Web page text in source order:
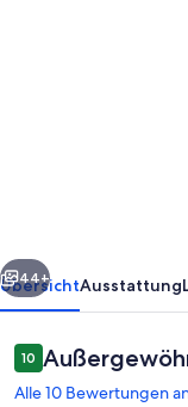
teilweise
Meerblick
komplett
aufgerüstet
Weiter
44+
ÜbersichtAusstattung
Bewertungen
1010 von 10.
Alle 10 Bewertungen